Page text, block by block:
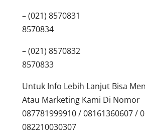
– (021) 8570831 –
8570834
– (021) 8570832 –
8570833
Untuk Info Lebih Lanjut Bisa
Atau Marketing Kami Di Nomor
087781999910 / 08161360607 /
082210030307